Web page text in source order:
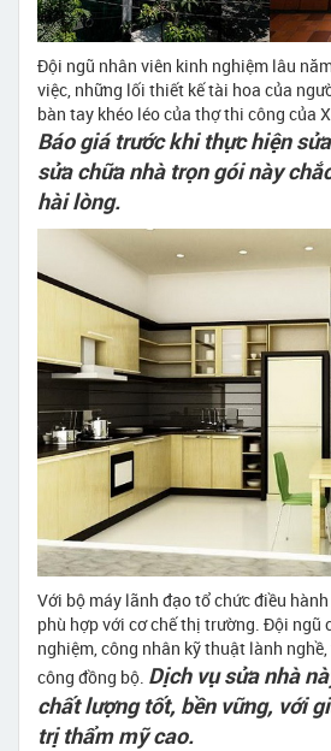
Đội ngũ nhân viên kinh nghiệm lâu
việc, những lối thiết kế tài hoa của
bàn tay khéo léo của thợ thi công của
Báo giá trước khi thực hiện
sửa chữa nhà trọn gói này
hài lòng.
Với bộ máy lãnh đạo tổ chức điều
phù hợp với cơ chế thị trường. Đội ngũ
nghiệm, công nhân kỹ thuật lành
công đồng bộ. Dịch vụ sửa nhà
chất lượng tốt, bền vững, với
trị thẩm mỹ cao.